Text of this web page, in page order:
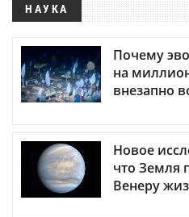
НАУКА
Почему
на
внезапно
Новое
что Земля
Венеру